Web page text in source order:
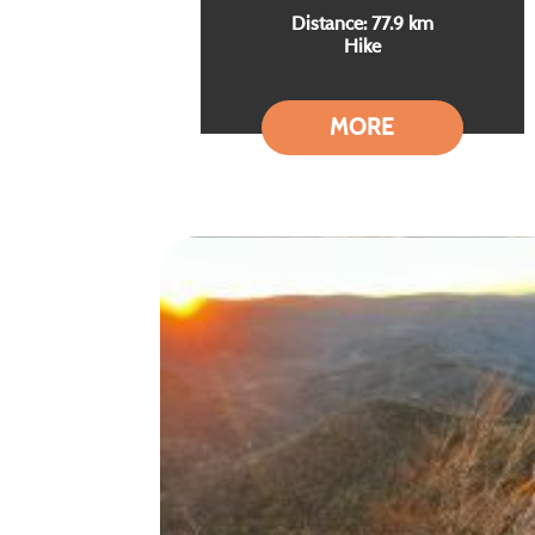
Distance: 77.9 km
Hike
MORE